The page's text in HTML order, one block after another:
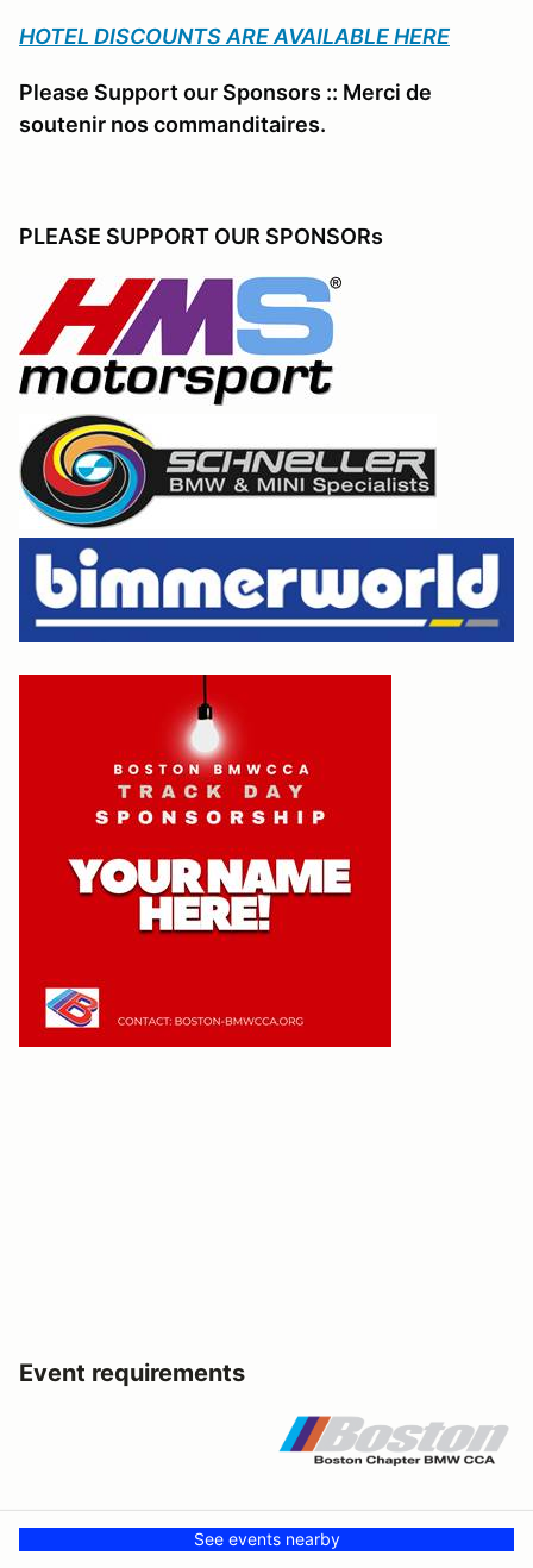
HOTEL DISCOUNTS ARE AVAILABLE HERE
Please Support our Sponsors :: Merci de
soutenir nos commanditaires.
PLEASE SUPPORT OUR SPONSORs
Event requirements
See events nearby